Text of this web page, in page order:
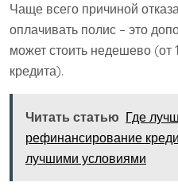
Чаще всего причиной
оплачивать полис – это
может стоить недешево
кредита).
Читать статью Где
рефинансирование
лучшими условиями